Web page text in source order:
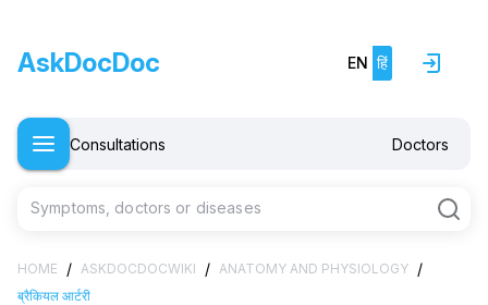
AskDocDoc EN हिं
Consultations Doctors
Symptoms, doctors or diseases
HOME / ASKDOCDOCWIKI / ANATOMY AND PHYSIOLOGY /
ब्रैकियल आर्टरी